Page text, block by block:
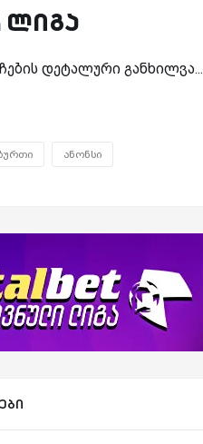
ლიგა
დეტალური განხილვა...
ანონსი